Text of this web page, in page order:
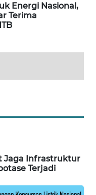
Energi Nasional,
Terima
Jaga Infrastruktur
Terjadi